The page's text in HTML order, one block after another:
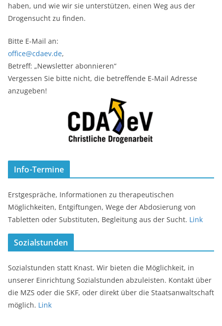
haben, und wie wir sie unterstützen, einen Weg aus der
Drogensucht zu finden.
Bitte E-Mail an:
office@cdaev.de,
Betreff: „Newsletter abonnieren“
Vergessen Sie bitte nicht, die betreffende E-Mail Adresse
anzugeben!
Info-Termine
Erstgespräche, Informationen zu therapeutischen
Möglichkeiten, Entgiftungen, Wege der Abdosierung von
Tabletten oder Substituten, Begleitung aus der Sucht. Link
Sozialstunden
Sozialstunden statt Knast. Wir bieten die Möglichkeit, in
unserer Einrichtung Sozialstunden abzuleisten. Kontakt über
die MZS oder die SKF, oder direkt über die Staatsanwaltschaft
möglich. Link